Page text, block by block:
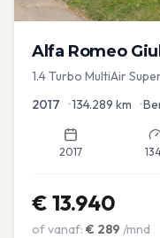
Alfa Romeo
1.4 Turbo MultiAir
2017 •134.289 km •
2017
€ 13.940
of vanaf: € 289 /mnd